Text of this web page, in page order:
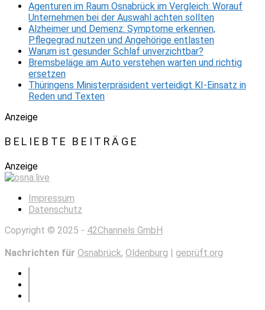
Agenturen im Raum Osnabrück im Vergleich: Worauf
Unternehmen bei der Auswahl achten sollten
Alzheimer und Demenz: Symptome erkennen,
Pflegegrad nutzen und Angehörige entlasten
Warum ist gesunder Schlaf unverzichtbar?
Bremsbeläge am Auto verstehen warten und richtig
ersetzen
Thüringens Ministerpräsident verteidigt KI-Einsatz in
Reden und Texten
Anzeige
BELIEBTE BEITRÄGE
Anzeige
Impressum
Datenschutz
Copyright © 2025 - 42Channels GmbH
Nachrichten für Osnabrück, Oldenburg | geprüft.org